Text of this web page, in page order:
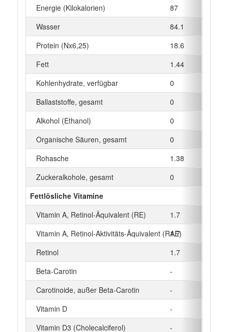
Energie (Kilokalorien)
87
Wasser
84.1
Protein (Nx6,25)
18.6
Fett
1.44
Kohlenhydrate, verfügbar
0
Ballaststoffe, gesamt
0
Alkohol (Ethanol)
0
Organische Säuren, gesamt
0
Rohasche
1.38
Zuckeralkohole, gesamt
0
Fettlösliche Vitamine
Vitamin A, Retinol-Äquivalent (RE)
1.7
Vitamin A, Retinol-Aktivitäts-Äquivalent (RAE)
1.7
Retinol
1.7
Beta‑Carotin
-
Carotinoide, außer Beta-Carotin
-
Vitamin D
-
Vitamin D3 (Cholecalciferol)
-